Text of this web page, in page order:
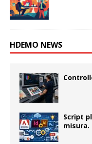
HDEMO NEWS
Script
misura.